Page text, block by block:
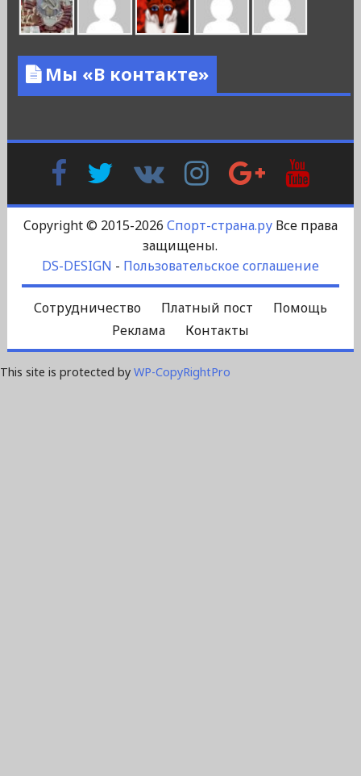
Мы «В контакте»
FacebookTwitter
Контакте
InstagramGoogle
Plus
Copyright © 2015-2026 Спорт-страна.руВсе права
защищены.
DS-DESIGN - Пользовательское соглашение
Сотрудничество Платный пост
Помощь
Реклама
Контакты
This site is protected by WP-CopyRightPro